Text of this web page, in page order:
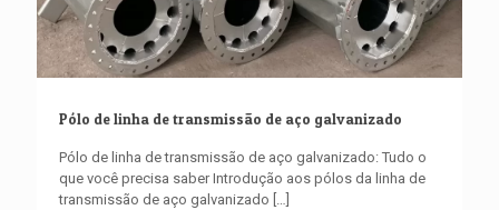
Pólo de linha de transmissão de aço galvanizado
Pólo de linha de transmissão de aço galvanizado: Tudo o
que você precisa saber Introdução aos pólos da linha de
transmissão de aço galvanizado […]